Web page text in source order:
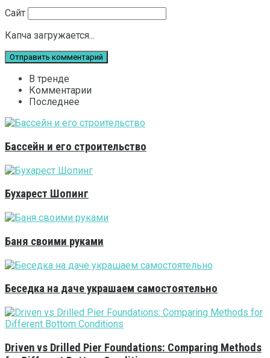
Сайт
Капча загружается...
В тренде
Комментарии
Последнее
Бассейн и его строительство
Бухарест Шопинг
Баня своими руками
Беседка на даче украшаем самостоятельно
Driven vs Drilled Pier Foundations: Comparing Methods